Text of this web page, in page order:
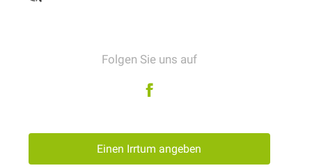
Folgen Sie uns auf
Einen Irrtum angeben